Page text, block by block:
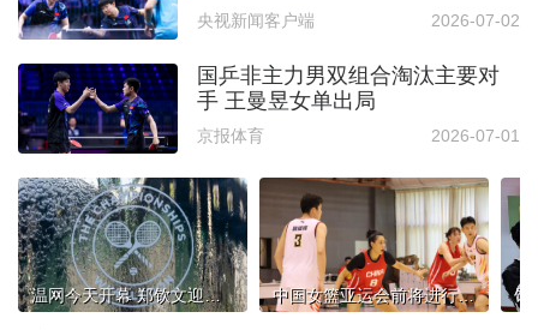
央视新闻客户端 2026-07-02
国乒非主力男双组合淘汰主要对
手 王曼昱女单出局
京报体育 2026-07-01
温网今天开幕 郑钦文迎战西尼亚科娃 吴易昺挑战德约科维奇 中国女篮亚运会前将进行超过10场热身赛